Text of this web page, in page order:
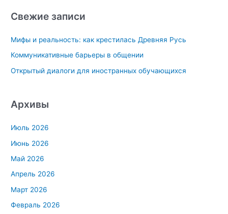
с
:
Свежие записи
Мифы и реальность: как крестилась Древняя Русь
Коммуникативные барьеры в общении
Открытый диалоги для иностранных обучающихся
Архивы
Июль 2026
Июнь 2026
Май 2026
Апрель 2026
Март 2026
Февраль 2026